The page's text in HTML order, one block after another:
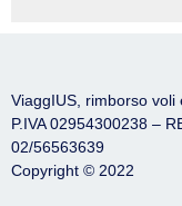
ViaggIUS, rimborso
P.IVA 02954300238 –
02/56563639
Copyright © 2022